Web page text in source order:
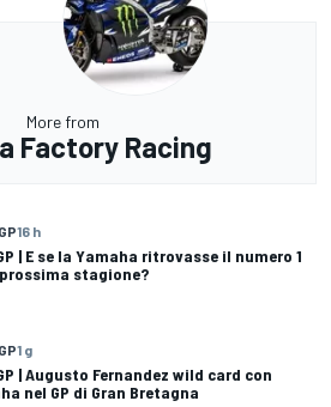
More from
Factory Racing
16 h
| E se la Yamaha ritrovasse il numero 1
stagione?
1 g
| Augusto Fernandez wild card con
nel GP di Gran Bretagna